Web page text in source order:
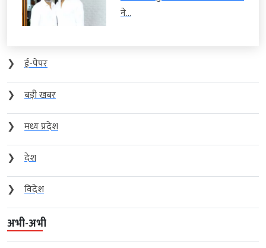
ने...
❯
ई-पेपर
❯
बड़ी खबर
❯
मध्य प्रदेश
❯
देश
❯
विदेश
अभी-अभी